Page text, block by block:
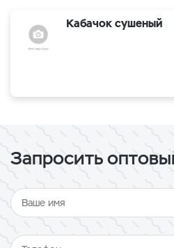
Кабачок сушеный
Запросить